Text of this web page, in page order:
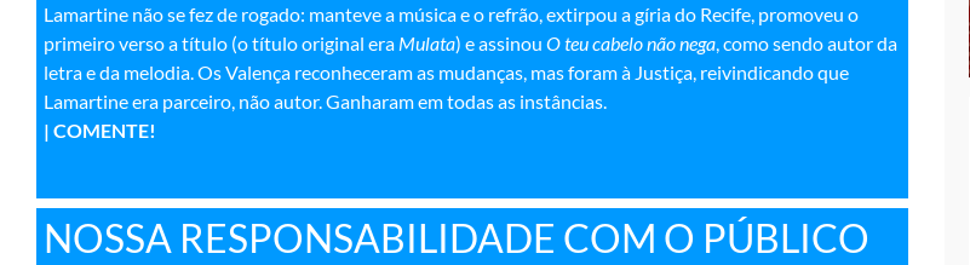
Lamartine não se fez de rogado: manteve a música e o refrão, extirpou a gíria do Recife, promoveu o
primeiro verso a título (o título original era Mulata) e assinou O teu cabelo não nega , como sendo autor da
letra e da melodia. Os Valença reconheceram as mudanças, mas foram à Justiça, reivindicando que
Lamartine era parceiro, não autor. Ganharam em todas as instâncias.
| COMENTE!
NOSSA RESPONSABILIDADE COM O PÚBLICO